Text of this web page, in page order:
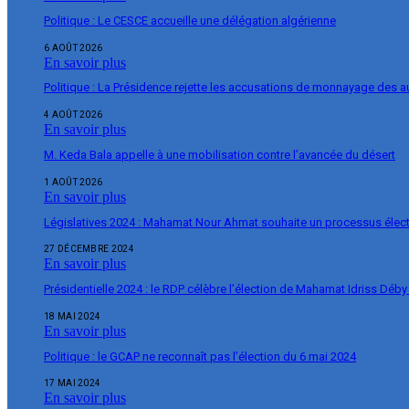
Politique : Le CESCE accueille une délégation algérienne
6 AOÛT 2026
En savoir plus
Politique : La Présidence rejette les accusations de monnayage des
4 AOÛT 2026
En savoir plus
M. Keda Bala appelle à une mobilisation contre l’avancée du désert
1 AOÛT 2026
En savoir plus
Législatives 2024 : Mahamat Nour Ahmat souhaite un processus
27 DÉCEMBRE 2024
En savoir plus
Présidentielle 2024 : le RDP célèbre l’élection de Mahamat Idriss
18 MAI 2024
En savoir plus
Politique : le GCAP ne reconnaît pas l’élection du 6 mai 2024
17 MAI 2024
En savoir plus